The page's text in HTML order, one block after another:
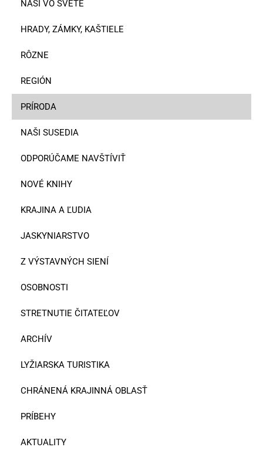
NAŠI VO SVETE
HRADY, ZÁMKY, KAŠTIELE
RÔZNE
REGIÓN
PRÍRODA
NAŠI SUSEDIA
ODPORÚČAME NAVŠTÍVIŤ
NOVÉ KNIHY
KRAJINA A ĽUDIA
JASKYNIARSTVO
Z VÝSTAVNÝCH SIENÍ
OSOBNOSTI
STRETNUTIE ČITATEĽOV
ARCHÍV
LYŽIARSKA TURISTIKA
CHRÁNENÁ KRAJINNÁ OBLASŤ
PRÍBEHY
AKTUALITY